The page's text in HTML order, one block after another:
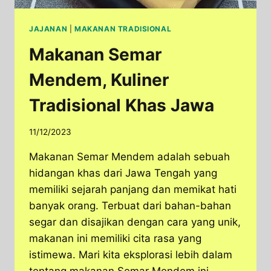
JAJANAN MAKANAN TRADISIONAL
Makanan Semar
Mendem, Kuliner
Tradisional Khas Jawa
11/12/2023
Makanan Semar Mendem adalah sebuah
hidangan khas dari Jawa Tengah yang
memiliki sejarah panjang dan memikat hati
banyak orang. Terbuat dari bahan-bahan
segar dan disajikan dengan cara yang unik,
makanan ini memiliki cita rasa yang
istimewa. Mari kita eksplorasi lebih dalam